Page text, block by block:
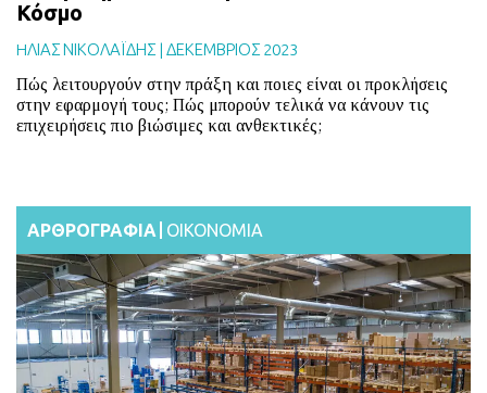
Κόσμο
HΛΙΑΣ ΝΙΚΟΛΑΪΔΗΣ | ΔΕΚΕΜΒΡΙΟΣ 2023
Πώς λειτουργούν στην πράξη και ποιες είναι οι προκλήσεις
στην εφαρμογή τους; Πώς μπορούν τελικά να κάνουν τις
επιχειρήσεις πιο βιώσιμες και ανθεκτικές;
ΑΡΘΡΟΓΡΑΦΙΑ ΟΙΚΟΝΟΜΙΑ